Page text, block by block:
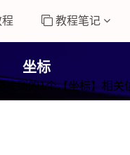
教程笔记
坐标
找到的1个【坐标】相关